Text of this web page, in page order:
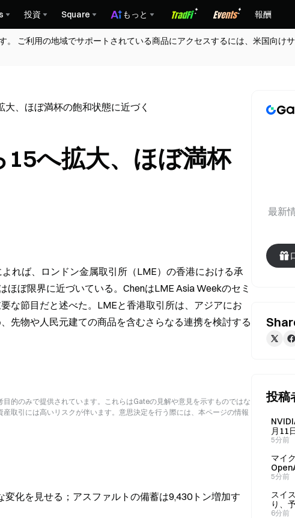
投資 Square もっと 報酬
ご利用の地域でサポートされている商品にアクセスするには、米国向け
、ほぼ満杯の飽和状態に近づく
へ拡大、ほぼ満杯
れば、ロンドン金属取引所（LME）の香港における承
ぼ限界に近づいている。ChenはLME Asia Weekのセミ
な節目だと述べた。LMEと香港取引所は、アジアにお
先物や人民元建ての商品を含むさらなる連携を検討する
的のみで提供されています。これらはGateの見解や意見を示すものではな
取引には高いリスクが伴います。意思決定を行う際には、本ページの情報
化を見せる；アスファルトの備蓄は9,430トン増加す
最新
投稿
月11
5分前
マイ
5分前
スイ
り、
6分前